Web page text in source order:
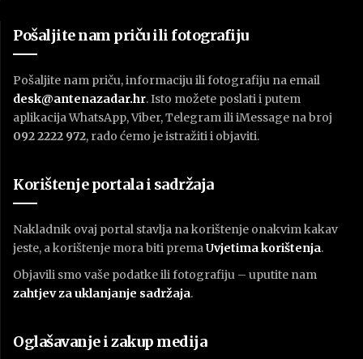
Pošaljite nam priču ili fotografiju
Pošaljite nam priču, informaciju ili fotografiju na email
desk@antenazadar.hr. Isto možete poslati i putem
aplikacija WhatsApp, Viber, Telegram ili iMessage na broj
092 2222 972, rado ćemo je istražiti i objaviti.
Korištenje portala i sadržaja
Nakladnik ovaj portal stavlja na korištenje onakvim kakav
jeste, a korištenje mora biti prema Uvjetima korištenja.
Objavili smo vaše podatke ili fotografiju – uputite nam
zahtjev za uklanjanje sadržaja.
Oglašavanje i zakup medija